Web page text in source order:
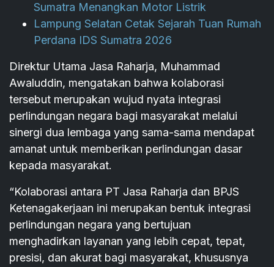
Sumatra Menangkan Motor Listrik
Lampung Selatan Cetak Sejarah Tuan Rumah
Perdana IDS Sumatra 2026
Direktur Utama Jasa Raharja, Muhammad
Awaluddin, mengatakan bahwa kolaborasi
tersebut merupakan wujud nyata integrasi
perlindungan negara bagi masyarakat melalui
sinergi dua lembaga yang sama-sama mendapat
amanat untuk memberikan perlindungan dasar
kepada masyarakat.
“Kolaborasi antara PT Jasa Raharja dan BPJS
Ketenagakerjaan ini merupakan bentuk integrasi
perlindungan negara yang bertujuan
menghadirkan layanan yang lebih cepat, tepat,
presisi, dan akurat bagi masyarakat, khususnya